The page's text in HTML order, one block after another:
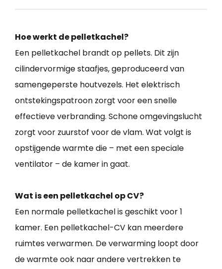
Hoe werkt de pelletkachel?
Een pelletkachel brandt op pellets. Dit zijn
cilindervormige staafjes, geproduceerd van
samengeperste houtvezels. Het elektrisch
ontstekingspatroon zorgt voor een snelle
effectieve verbranding. Schone omgevingslucht
zorgt voor zuurstof voor de vlam. Wat volgt is
opstijgende warmte die – met een speciale
ventilator – de kamer in gaat.
Wat is een pelletkachel op CV?
Een normale pelletkachel is geschikt voor 1
kamer. Een pelletkachel-CV kan meerdere
ruimtes verwarmen. De verwarming loopt door
de warmte ook naar andere vertrekken te